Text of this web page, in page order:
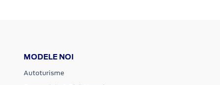
MODELE NOI
Autoturisme